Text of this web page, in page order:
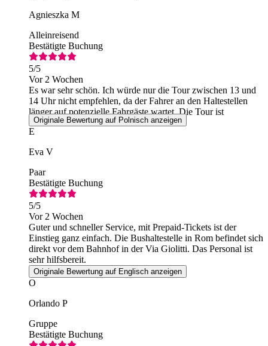
Agnieszka M
Alleinreisend
Bestätigte Buchung
5/5
Vor 2 Wochen
Es war sehr schön. Ich würde nur die Tour zwischen 13 und
14 Uhr nicht empfehlen, da der Fahrer an den Haltestellen
länger auf potenzielle Fahrgäste wartet. Die Tour ist
interessant und einen Besuch wert.
Originale Bewertung auf Polnisch anzeigen
E
Eva V
Paar
Bestätigte Buchung
5/5
Vor 2 Wochen
Guter und schneller Service, mit Prepaid-Tickets ist der
Einstieg ganz einfach. Die Bushaltestelle in Rom befindet sich
direkt vor dem Bahnhof in der Via Giolitti. Das Personal ist
sehr hilfsbereit.
Originale Bewertung auf Englisch anzeigen
O
Orlando P
Gruppe
Bestätigte Buchung